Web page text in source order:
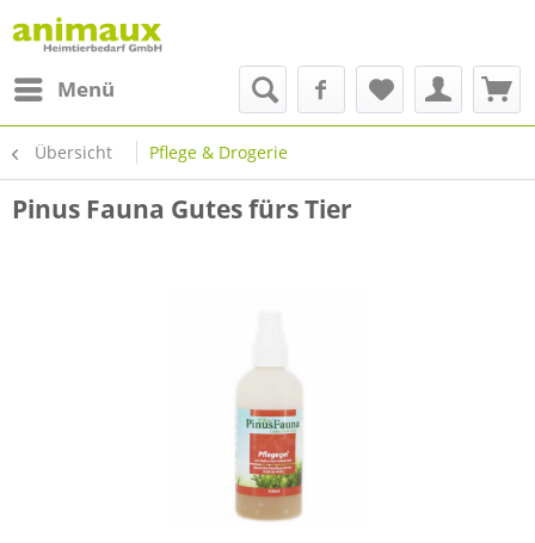
Menü
Übersicht Pflege & Drogerie
Pinus Fauna Gutes fürs Tier